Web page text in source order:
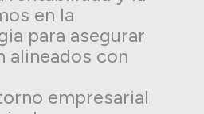
en la
para asegurar
alineados con
empresarial